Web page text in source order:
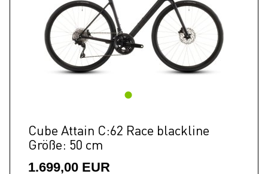
Cube Attain C:62 Race blackline
Größe: 50 cm
1.699,00 EUR